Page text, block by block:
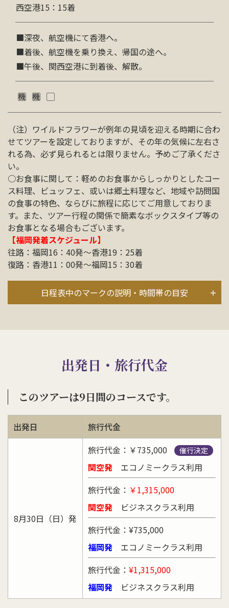
西空港15：15着
■深夜、航空機にて香港へ。
■着後、航空機を乗り換え、帰国の途へ。
■午後、関西空港に到着後、解散。
（注）ワイルドフラワーが例年の見頃を迎える時期に合わ
せてツアーを設定しておりますが、その年の気候に左右さ
れる為、必ず見られるとは限りません。予めご了承くださ
い。
○お食事に関して：軽めのお食事からしっかりとしたコー
ス料理、ビュッフェ、或いは郷土料理など、地域や訪問国
の食事の特色、ならびに旅程に応じてご用意しておりま
す。また、ツアー行程の関係で簡素なボックスタイプ等の
お食事となる場合もございます。
【福岡発着スケジュール】
往路：福岡16：40発～香港19：25着
復路：香港11：00発～福岡15：30着
日程表中のマークの説明・時間帯の目安
出発日・旅行代金
このツアーは9日間のコースです。
出発日 旅行代金
8月30日（日）発
旅行代金：￥735,000 催行決定
関空発 エコノミークラス利用
旅行代金： ￥1,315,000
関空発 ビジネスクラス利用
旅行代金：¥735,000
福岡発 エコノミークラス利用
旅行代金： ¥1,315,000
福岡発 ビジネスクラス利用